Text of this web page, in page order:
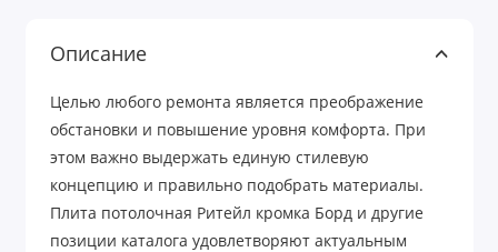
Описание
Целью любого ремонта является преображение
обстановки и повышение уровня комфорта. При
этом важно выдержать единую стилевую
концепцию и правильно подобрать материалы.
Плита потолочная Ритейл кромка Борд и другие
позиции каталога удовлетворяют актуальным